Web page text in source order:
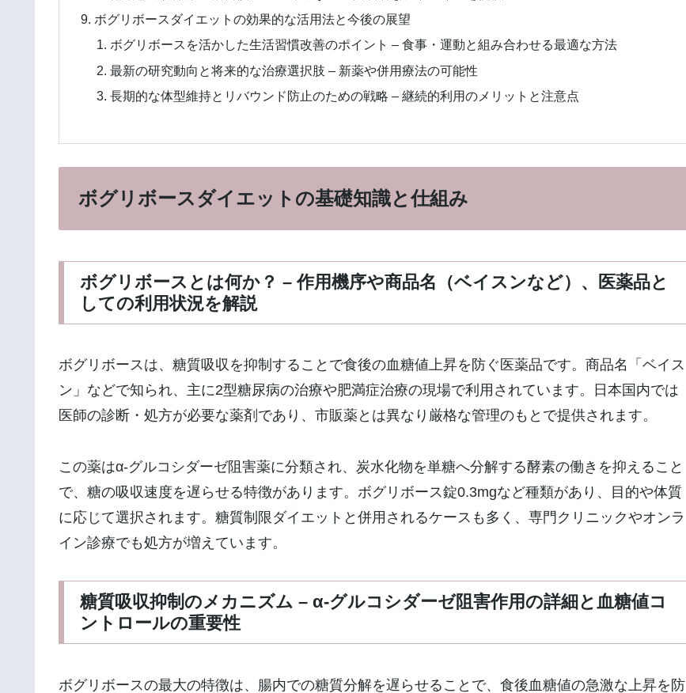
ボグリボースダイエットの効果的な活用法と今後の展望
ボグリボースを活かした生活習慣改善のポイント – 食事・運動と組み合わせる最適な方法
最新の研究動向と将来的な治療選択肢 – 新薬や併用療法の可能性
長期的な体型維持とリバウンド防止のための戦略 – 継続的利用のメリットと注意点
ボグリボースダイエットの基礎知識と仕組み
ボグリボースとは何か？ – 作用機序や商品名（ベイスンなど）、医薬品と
しての利用状況を解説
ボグリボースは、糖質吸収を抑制することで食後の血糖値上昇を防ぐ医薬品です。商品名「ベイス
ン」などで知られ、主に2型糖尿病の治療や肥満症治療の現場で利用されています。日本国内では
医師の診断・処方が必要な薬剤であり、市販薬とは異なり厳格な管理のもとで提供されます。
この薬はα-グルコシダーゼ阻害薬に分類され、炭水化物を単糖へ分解する酵素の働きを抑えること
で、糖の吸収速度を遅らせる特徴があります。ボグリボース錠0.3mgなど種類があり、目的や体質
に応じて選択されます。糖質制限ダイエットと併用されるケースも多く、専門クリニックやオンラ
イン診療でも処方が増えています。
糖質吸収抑制のメカニズム – α-グルコシダーゼ阻害作用の詳細と血糖値コ
ントロールの重要性
ボグリボースの最大の特徴は、腸内での糖質分解を遅らせることで、食後血糖値の急激な上昇を防